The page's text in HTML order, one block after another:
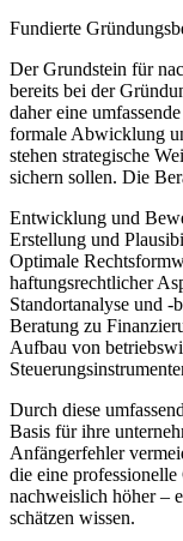
Fundierte
Der Grundstein für
bereits bei der
daher eine
formale Abwicklung
stehen strategische
sichern sollen. Die
Entwicklung und
Erstellung und
Optimale
haftungsrechtlicher
Standortanalyse und -
Beratung zu
Aufbau von
Durch diese
Basis für ihre
Anfängerfehler
die eine
nachweislich höher –
schätzen wissen.